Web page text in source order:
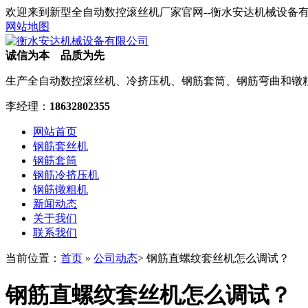
欢迎来到新型全自动数控滚丝机厂家官网--衡水安达机械设备
网站地图
诚信为本 品质为先
生产全自动数控滚丝机、冷挤压机、钢筋套筒、钢筋弯曲和镦
李经理： 18632802355
网站首页
钢筋套丝机
钢筋套筒
钢筋冷挤压机
钢筋镦粗机
新闻动态
关于我们
联系我们
当前位置： 首页 » 公司动态> 钢筋直螺纹套丝机怎么调试？
钢筋直螺纹套丝机怎么调试？